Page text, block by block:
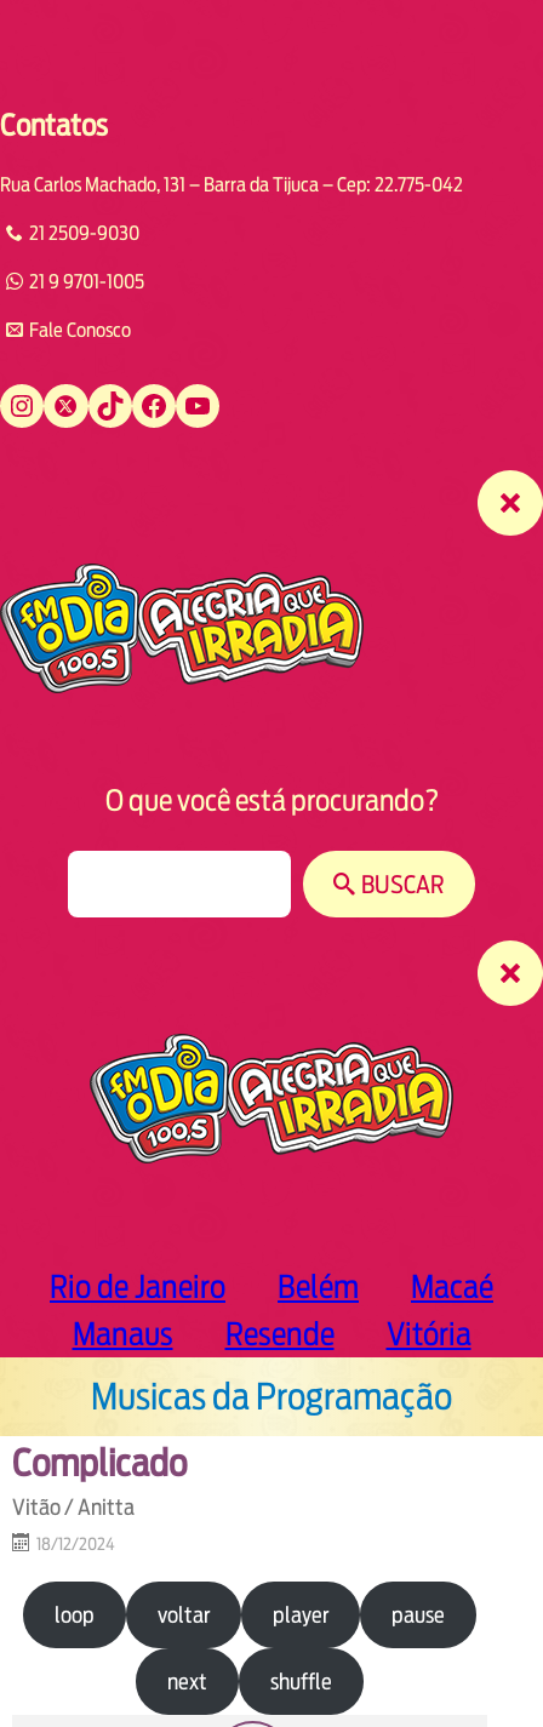
Contatos
Rua Carlos Machado, 131 – Barra da Tijuca – Cep: 22.775-042
21 2509-9030
21 9 9701-1005
Fale Conosco
Instagram Twitter TikTok Facebook YouTube
O que você está procurando?
BUSCAR
Rio de Janeiro Belém
Macaé
Manaus
Resende Vitória
Musicas da Programação
Complicado
Vitão / Anitta
18/12/2024
loop voltar player pause
next shuffle